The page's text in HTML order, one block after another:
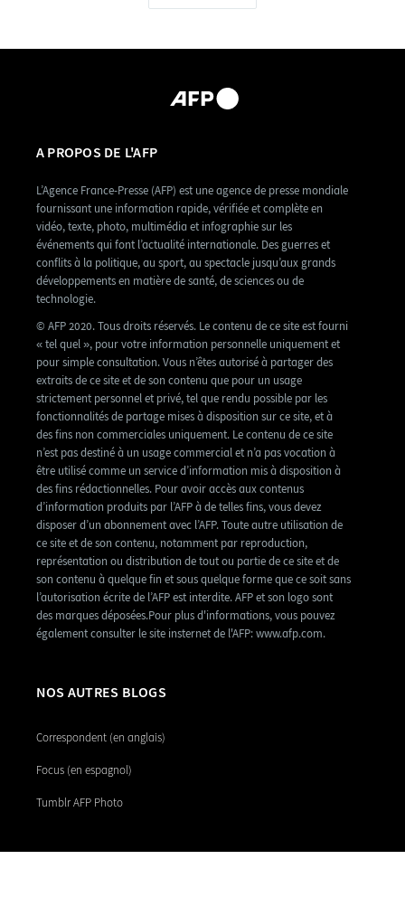
A PROPOS DE L'AFP
L’Agence France-Presse (AFP) est une agence de presse mondiale
fournissant une information rapide, vérifiée et complète en
vidéo, texte, photo, multimédia et infographie sur les
événements qui font l’actualité internationale. Des guerres et
conflits à la politique, au sport, au spectacle jusqu’aux grands
développements en matière de santé, de sciences ou de
technologie.
© AFP 2020. Tous droits réservés. Le contenu de ce site est fourni
« tel quel », pour votre information personnelle uniquement et
pour simple consultation. Vous n’êtes autorisé à partager des
extraits de ce site et de son contenu que pour un usage
strictement personnel et privé, tel que rendu possible par les
fonctionnalités de partage mises à disposition sur ce site, et à
des fins non commerciales uniquement. Le contenu de ce site
n’est pas destiné à un usage commercial et n’a pas vocation à
être utilisé comme un service d’information mis à disposition à
des fins rédactionnelles. Pour avoir accès aux contenus
d’information produits par l’AFP à de telles fins, vous devez
disposer d’un abonnement avec l’AFP. Toute autre utilisation de
ce site et de son contenu, notamment par reproduction,
représentation ou distribution de tout ou partie de ce site et de
son contenu à quelque fin et sous quelque forme que ce soit sans
l’autorisation écrite de l’AFP est interdite. AFP et son logo sont
des marques déposées.Pour plus d'informations, vous pouvez
également consulter le site insternet de l'AFP: www.afp.com.
NOS AUTRES BLOGS
Correspondent (en anglais)
Focus (en espagnol)
Tumblr AFP Photo